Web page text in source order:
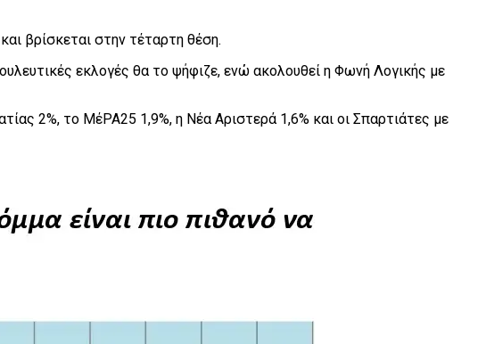
βρίσκεται στην τέταρτη θέση.
εκλογές θα το ψήφιζε, ενώ ακολουθεί η Φωνή Λογικής με
2%, το ΜέΡΑ25 1,9%, η Νέα Αριστερά 1,6% και οι Σπαρτιάτες με